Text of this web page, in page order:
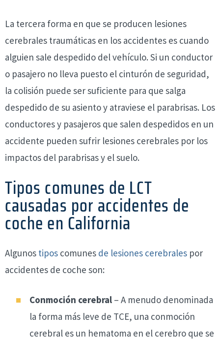
La tercera forma en que se producen lesiones
cerebrales traumáticas en los accidentes es cuando
alguien sale despedido del vehículo. Si un conductor
o pasajero no lleva puesto el cinturón de seguridad,
la colisión puede ser suficiente para que salga
despedido de su asiento y atraviese el parabrisas. Los
conductores y pasajeros que salen despedidos en un
accidente pueden sufrir lesiones cerebrales por los
impactos del parabrisas y el suelo.
Tipos comunes de LCT
causadas por accidentes de
coche en California
Algunos tipos comunes de lesiones cerebrales por
accidentes de coche son:
Conmoción cerebral – A menudo denominada
la forma más leve de TCE, una conmoción
cerebral es un hematoma en el cerebro que se